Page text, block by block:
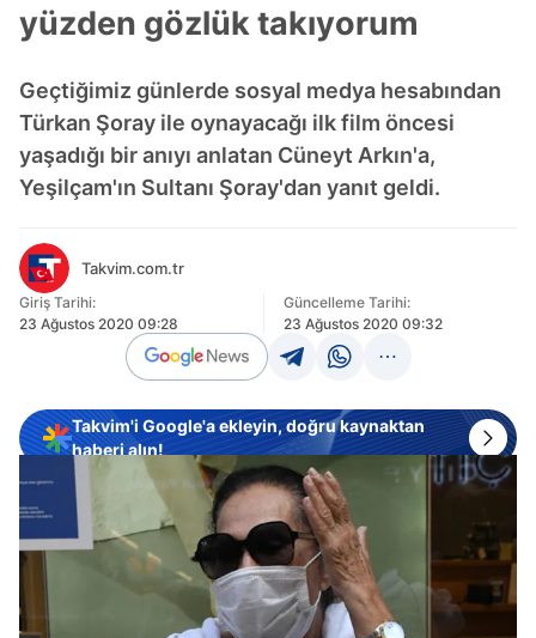
yüzden gözlük takıyorum
Geçtiğimiz günlerde sosyal medya hesabından
Türkan Şoray ile oynayacağı ilk film öncesi
yaşadığı bir anıyı anlatan Cüneyt Arkın'a,
Yeşilçam'ın Sultanı Şoray'dan yanıt geldi.
Takvim.com.tr
Giriş Tarihi:
23 Ağustos 2020 09:28
Güncelleme Tarihi:
23 Ağustos 2020 09:32
Takvim'i Google'a ekleyin, doğru kaynaktan
haberi alın!